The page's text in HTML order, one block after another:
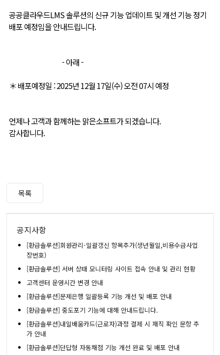
공공클라우드LMS 솔루션의 신규 기능 업데이트 및 개선 기능 정기
배포 예정임을 안내드립니다.
- 아래 -
＊ 배포예정일 : 2025년 12월 17일(수) 오전 07시 예정
언제나 고객과 함께하는 맑은소프트가 되겠습니다.
감사합니다.
목록
공지사항
[환급솔루션]회원관리-일괄갱신 항목추가(생년월일,비용수급사업
장번호)
[환급솔루션] 서버 상태 모니터링 사이트 접속 안내 및 관리 현황
고객센터 운영시간 변경 안내
[환급솔루션]문제은행 일괄등록 기능 개선 및 배포 안내
[환급솔루션] 중도포기 기능에 대해 안내드립니다.
[환급솔루션]내일배움카드(근로자)과정 결제 시 재직 확인 문항 추
가 안내
[환급솔루션]단답형 자동채점 기능 개선 완료 및 배포 안내